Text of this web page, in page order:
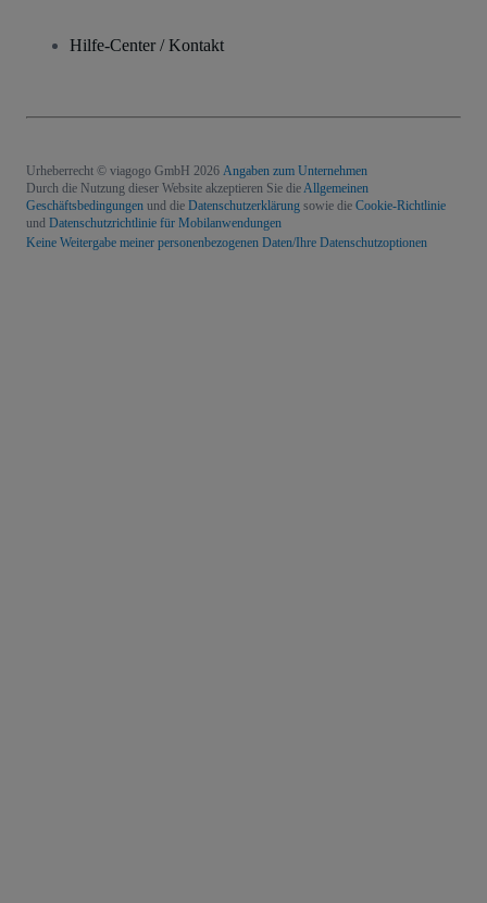
Hilfe-Center / Kontakt
Urheberrecht © viagogo GmbH 2026 Angaben zum Unternehmen
Durch die Nutzung dieser Website akzeptieren Sie die Allgemeinen
Geschäftsbedingungen und die Datenschutzerklärung sowie die Cookie-Richtlinie
und Datenschutzrichtlinie für Mobilanwendungen
Keine Weitergabe meiner personenbezogenen Daten/Ihre Datenschutzoptionen